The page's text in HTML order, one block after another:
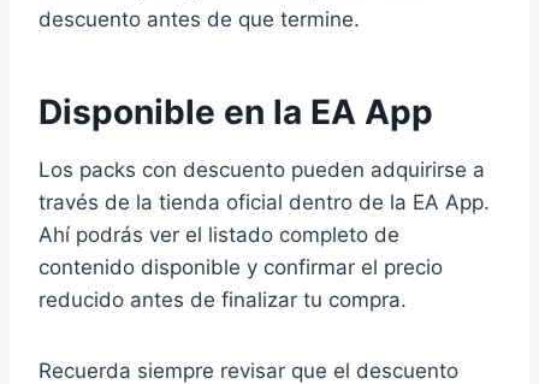
descuento antes de que termine.
Disponible en la EA App
Los packs con descuento pueden adquirirse a
través de la tienda oficial dentro de la EA App.
Ahí podrás ver el listado completo de
contenido disponible y confirmar el precio
reducido antes de finalizar tu compra.
Recuerda siempre revisar que el descuento